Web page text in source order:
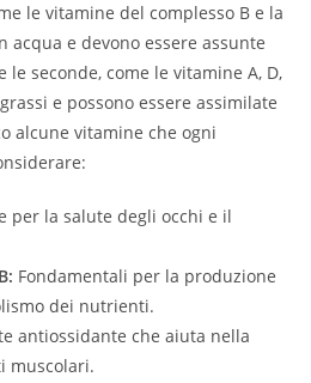
le vitamine del complesso B e la
acqua e devono essere assunte
seconde, come le vitamine A, D,
e possono essere assimilate
alcune vitamine che ogni
per la salute degli occhi e il
Fondamentali per la produzione
dei nutrienti.
antiossidante che aiuta nella
muscolari.